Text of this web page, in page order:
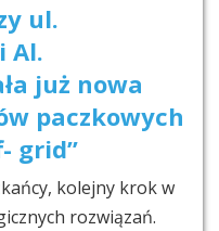
ul.
Al.
już nowa
paczkowych
grid”
kolejny krok w
rozwiązań.